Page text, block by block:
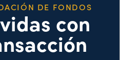
DE FONDOS
con